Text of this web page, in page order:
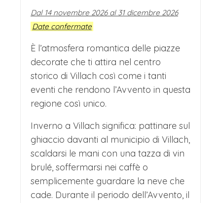
viaggio sensoriale tra fede e tradizione,
tra una degustazione e l'altra. È il luogo
perfetto per assaporare la magia del
Natale austriaco, lontano dalla
frenesia, in un contesto unico e
profondamente suggestivo.
Un'esperienza che scalda il cuore.
IL FASCINO RINASCIMENTALE DI
GRAZ E I MERCATINI DI NATALE
DELLA CAPITALE DELLA STIRIA
Dal 14 novembre 2026 al 31 dicembre 2026
Date confermate
È l’atmosfera romantica delle piazze
decorate che ti attira nel centro
storico di Villach così come i tanti
eventi che rendono l’Avvento in questa
regione così unico.
Inverno a Villach significa: pattinare sul
ghiaccio davanti al municipio di Villach,
scaldarsi le mani con una tazza di vin
brulé, soffermarsi nei caffè o
semplicemente guardare la neve che
cade. Durante il periodo dell’Avvento, il